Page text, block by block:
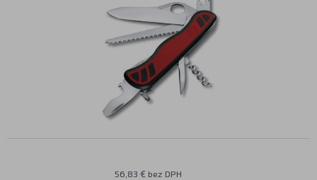
56,83 € bez DPH